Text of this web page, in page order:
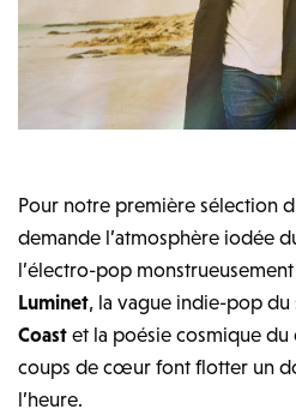
Pour notre première sélection
demande l’atmosphère iodée
l’électro-pop
Luminet, la vague indie-pop
Coast et la poésie cosmique du
coups de cœur font flotter un
l’heure.